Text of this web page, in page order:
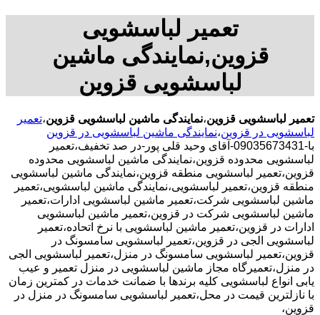
تعمیر لباسشویی
قزوین,نمایندگی ماشین
لباسشویی قزوین
تعمیر لباسشویی قزوین،نمایندگی ماشین لباسشویی قزوین،تعمیر
لباسشویی در قزوین،نمایندگی ماشین لباسشویی در قزوین
با-09035673431-آقای وحید قلی پور-در صد تخفیف،تعمیر
لباسشویی محدوده قزوین،نمایندگی ماشین لباسشویی محدوده
قزوین،تعمیر لباسشویی منطقه قزوین،نمایندگی ماشین لباسشویی
منطقه قزوین،تعمیر لباسشویی،نمایندگی ماشین لباسشویی،تعمیر
ماشین لباسشویی شرکت،تعمیر ماشین لباسشویی ادارات،تعمیر
ماشین لباسشویی شرکت در قزوین،تعمیر ماشین لباسشویی
ادارات در قزوین،تعمیر ماشین لباسشویی با نرخ اتحاده،تعمیر
لباسشویی الجی در قزوین،تعمیر لباسشویی سامسونگ در
قزوین،تعمیر لباسشویی سامسونگ در منزل،تعمیر لباسشویی الجی
در منزل،تعمیرگاه مجاز ماشین لباسشویی در منزل تعمیر و عیب
یابی انواع لباسشویی کلیه برندها با ضمانت خدمات در کمترین زمان
با نازلترین قیمت در محل،تعمیر لباسشویی سامسونگ در منزل در
قزوین،